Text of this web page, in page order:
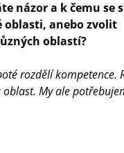
názor a k čemu se
oblasti, anebo zvolit
oblastí?
rozdělí kompetence.
My ale